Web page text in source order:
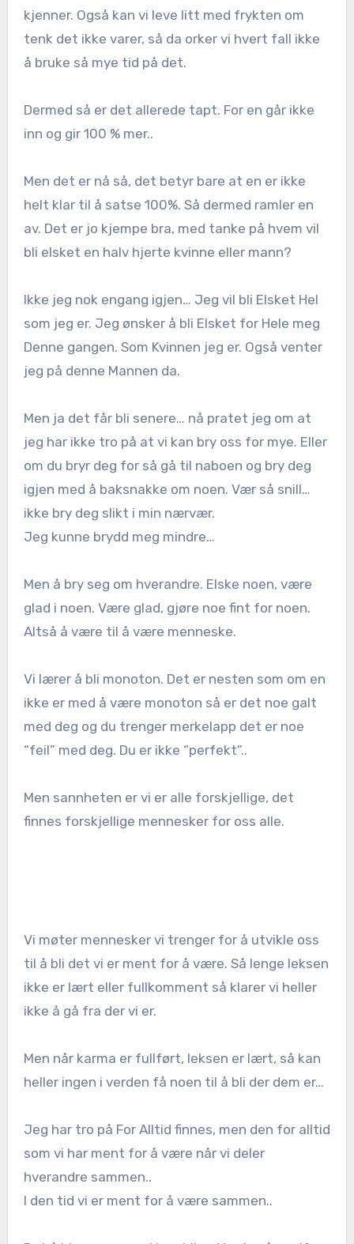
kjenner. Også kan vi leve litt med frykten om
tenk det ikke varer, så da orker vi hvert fall ikke
å bruke så mye tid på det.
Dermed så er det allerede tapt. For en går ikke
inn og gir 100 % mer..
Men det er nå så, det betyr bare at en er ikke
helt klar til å satse 100%. Så dermed ramler en
av. Det er jo kjempe bra, med tanke på hvem vil
bli elsket en halv hjerte kvinne eller mann?
Ikke jeg nok engang igjen… Jeg vil bli Elsket Hel
som jeg er. Jeg ønsker å bli Elsket for Hele meg
Denne gangen. Som Kvinnen jeg er. Også venter
jeg på denne Mannen da.
Men ja det får bli senere… nå pratet jeg om at
jeg har ikke tro på at vi kan bry oss for mye. Eller
om du bryr deg for så gå til naboen og bry deg
igjen med å baksnakke om noen. Vær så snill…
ikke bry deg slikt i min nærvær.
Jeg kunne brydd meg mindre…
Men å bry seg om hverandre. Elske noen, være
glad i noen. Være glad, gjøre noe fint for noen.
Altså å være til å være menneske.
Vi lærer å bli monoton. Det er nesten som om en
ikke er med å være monoton så er det noe galt
med deg og du trenger merkelapp det er noe
“feil” med deg. Du er ikke “perfekt”..
Men sannheten er vi er alle forskjellige, det
finnes forskjellige mennesker for oss alle.
Vi møter mennesker vi trenger for å utvikle oss
til å bli det vi er ment for å være. Så lenge leksen
ikke er lært eller fullkomment så klarer vi heller
ikke å gå fra der vi er.
Men når karma er fullført, leksen er lært, så kan
heller ingen i verden få noen til å bli der dem er…
Jeg har tro på For Alltid finnes, men den for alltid
som vi har ment for å være når vi deler
hverandre sammen..
I den tid vi er ment for å være sammen..